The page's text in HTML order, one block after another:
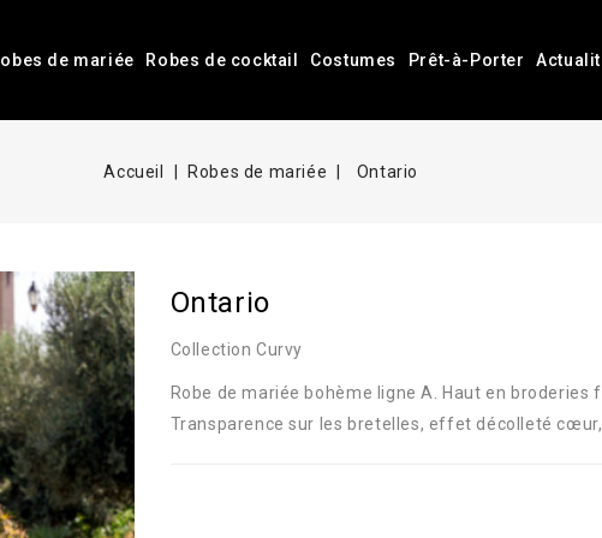
de mariée Robes de cocktail Costumes Prêt-à-Porter
Accueil Robes de mariée Ontario
Ontario
Collection Curvy
Robe de mariée bohème ligne A. Haut en broderies
Transparence sur les bretelles, effet décolleté